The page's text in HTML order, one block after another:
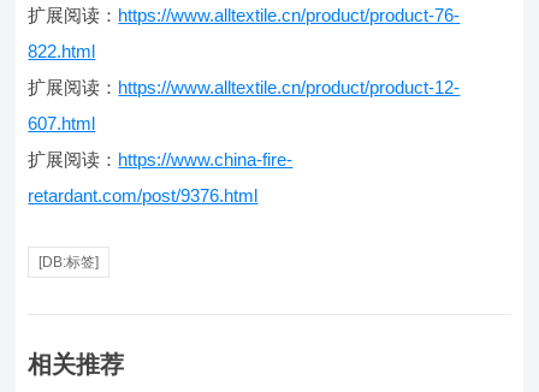
扩展阅读： https://www.alltextile.cn/product/product-76-
822.html
扩展阅读： https://www.alltextile.cn/product/product-12-
607.html
扩展阅读： https://www.china-fire-
retardant.com/post/9376.html
[DB:标签]
相关推荐